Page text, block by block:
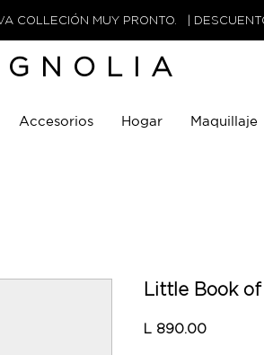
COLLECIÓN MUY PRONTO. |
Accesorios Hogar Maquillaje
Little Book
L 890.00Precio